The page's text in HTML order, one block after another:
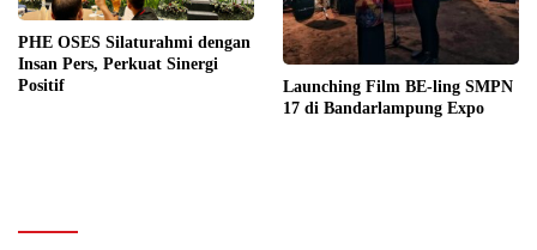
PHE OSES Silaturahmi dengan
Insan Pers, Perkuat Sinergi
Positif
Launching Film BE-ling SMPN
17 di Bandarlampung Expo